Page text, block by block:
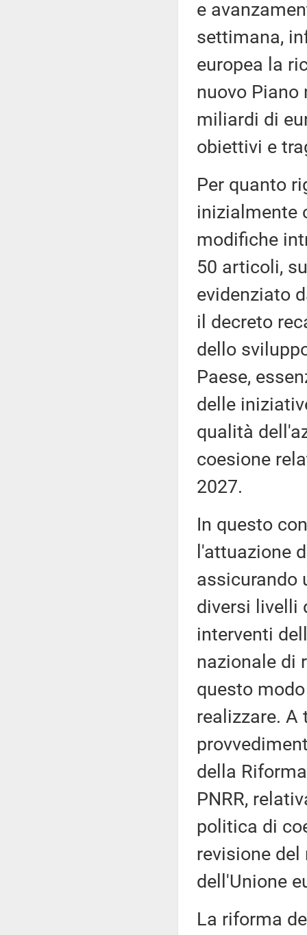
e
settimana,
europea la
nuovo Piano
miliardi di
obiettivi e
Per quanto
inizialmente
modifiche
50 articoli,
evidenziato
il decreto
dello
Paese,
delle
qualità
coesione
2027.
In questo
l'attuazione
assicurando
diversi livelli
interventi
nazionale di
questo
realizzare. A
della
PNRR,
politica di
revisione
dell'Unione
La riforma